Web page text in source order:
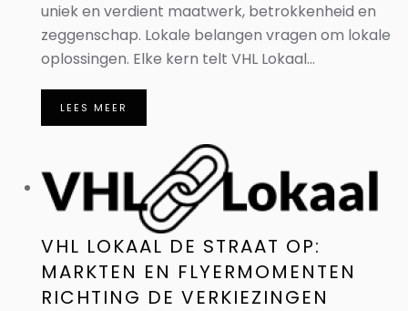
uniek en verdient maatwerk, betrokkenheid en
zeggenschap. Lokale belangen vragen om lokale
oplossingen. Elke kern telt VHL Lokaal...
LEES MEER
VHL LOKAAL DE STRAAT OP:
MARKTEN EN FLYERMOMENTEN
RICHTING DE VERKIEZINGEN